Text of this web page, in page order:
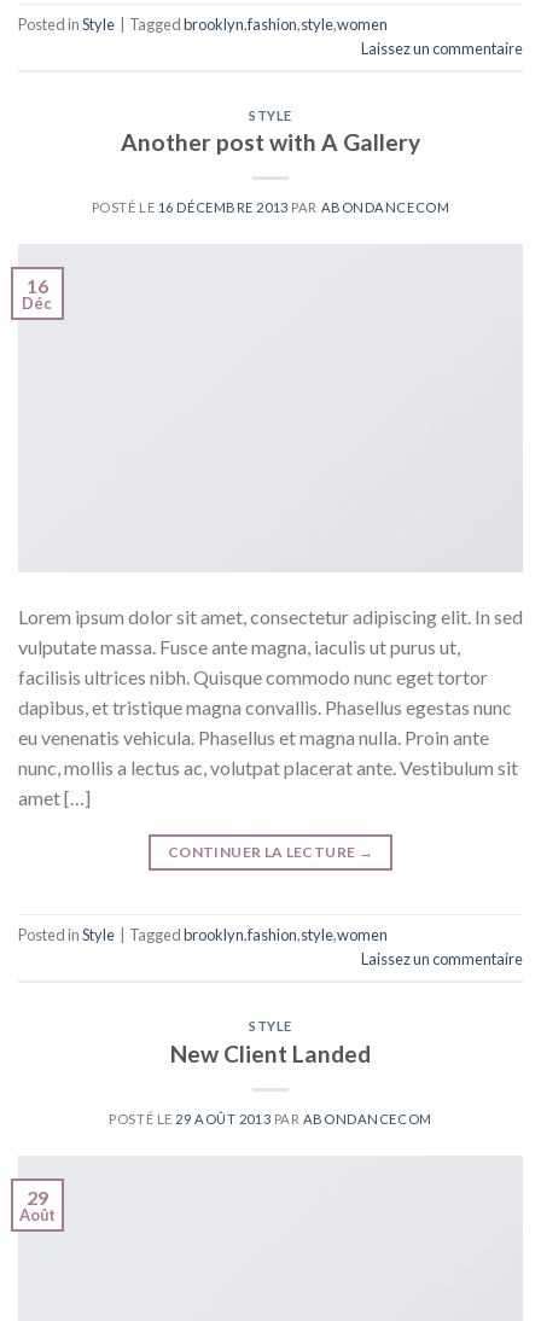
Posted inStyle Taggedbrooklyn,fashion,style,women
Laissez un commentaire
STYLE
Another post with A Gallery
POSTÉ LE 16 DÉCEMBRE 2013 PAR ABONDANCECOM
16
Déc
Lorem ipsum dolor sit amet, consectetur adipiscing elit. In sed
vulputate massa. Fusce ante magna, iaculis ut purus ut,
facilisis ultrices nibh. Quisque commodo nunc eget tortor
dapibus, et tristique magna convallis. Phasellus egestas nunc
eu venenatis vehicula. Phasellus et magna nulla. Proin ante
nunc, mollis a lectus ac, volutpat placerat ante. Vestibulum sit
amet […]
CONTINUER LA LECTURE →
Posted inStyle Taggedbrooklyn,fashion,style,women
Laissez un commentaire
STYLE
New Client Landed
POSTÉ LE 29 AOÛT 2013 PAR ABONDANCECOM
29
Août